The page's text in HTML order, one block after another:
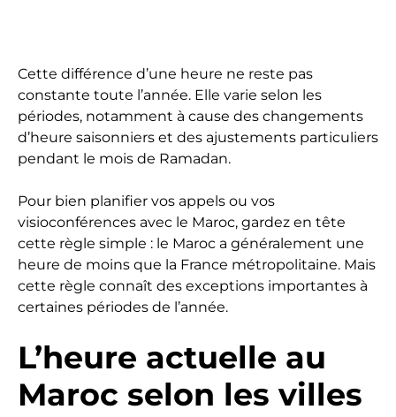
Cette différence d’une heure ne reste pas
constante toute l’année. Elle varie selon les
périodes, notamment à cause des changements
d’heure saisonniers et des ajustements particuliers
pendant le mois de Ramadan.
Pour bien planifier vos appels ou vos
visioconférences avec le Maroc, gardez en tête
cette règle simple : le Maroc a généralement une
heure de moins que la France métropolitaine. Mais
cette règle connaît des exceptions importantes à
certaines périodes de l’année.
L’heure actuelle au
Maroc selon les villes